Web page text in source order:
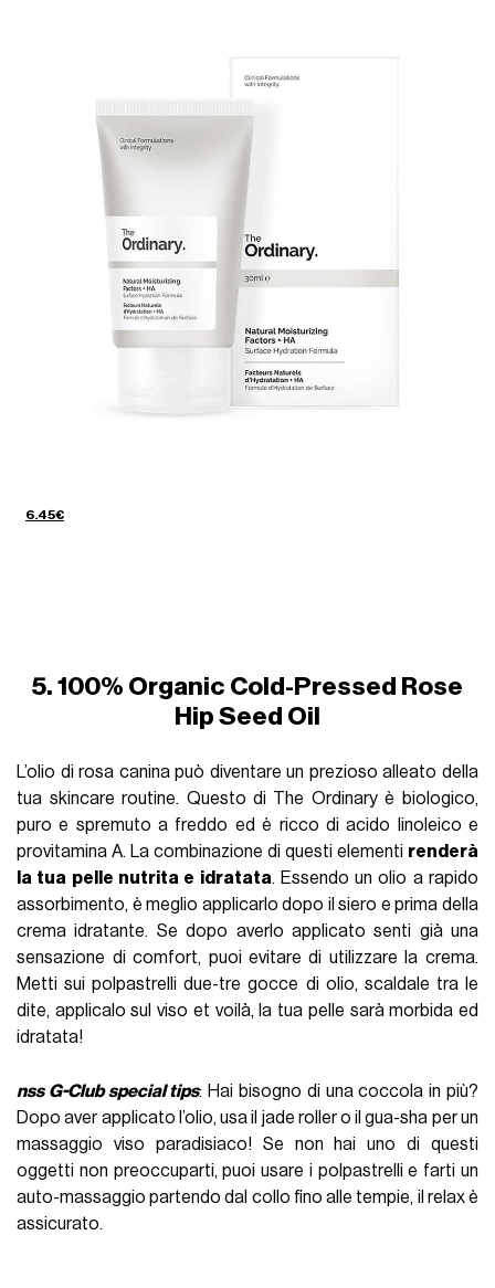
6.45€
5. 100% Organic Cold-Pressed Rose
Hip Seed Oil
L’olio di rosa canina può diventare un prezioso alleato della
tua skincare routine. Questo di The Ordinary è biologico,
puro e spremuto a freddo ed è ricco di acido linoleico e
provitamina A. La combinazione di questi elementi renderà
la tua pelle nutrita e idratata. Essendo un olio a rapido
assorbimento, è meglio applicarlo dopo il siero e prima della
crema idratante. Se dopo averlo applicato senti già una
sensazione di comfort, puoi evitare di utilizzare la crema.
Metti sui polpastrelli due-tre gocce di olio, scaldale tra le
dite, applicalo sul viso et voilà, la tua pelle sarà morbida ed
idratata!
nss G-Club special tips: Hai bisogno di una coccola in più?
Dopo aver applicato l’olio, usa il jade roller o il gua-sha per un
massaggio viso paradisiaco! Se non hai uno di questi
oggetti non preoccuparti, puoi usare i polpastrelli e farti un
auto-massaggio partendo dal collo fino alle tempie, il relax è
assicurato.